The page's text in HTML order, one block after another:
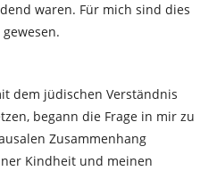
waren. Für mich sind dies
dem jüdischen Verständnis
begann die Frage in mir zu
Zusammenhang
Kindheit und meinen